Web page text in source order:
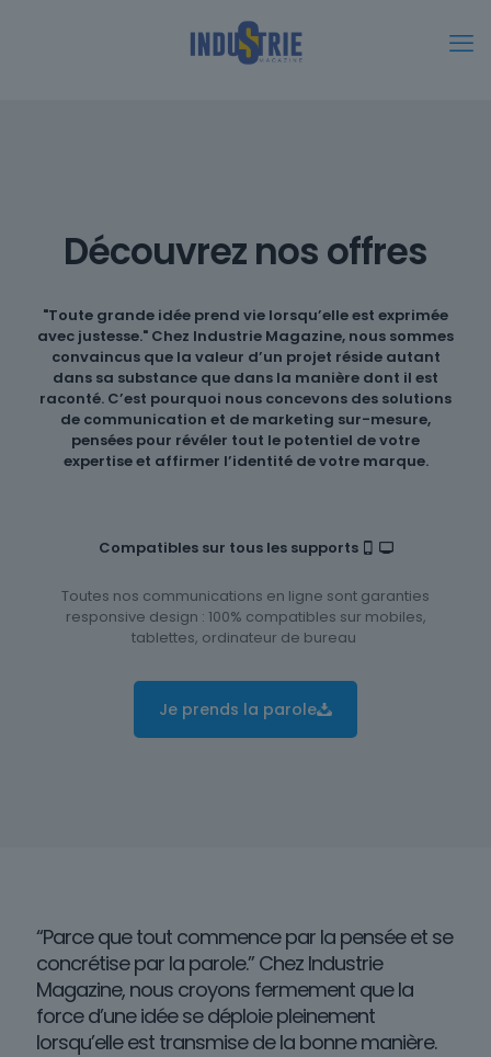
Découvrez nos offres
"Toute grande idée prend vie lorsqu’elle est exprimée
avec justesse." Chez Industrie Magazine, nous sommes
convaincus que la valeur d’un projet réside autant
dans sa substance que dans la manière dont il est
raconté. C’est pourquoi nous concevons des solutions
de communication et de marketing sur-mesure,
pensées pour révéler tout le potentiel de votre
expertise et affirmer l’identité de votre marque.
Compatibles sur tous les supports
Toutes nos communications en ligne sont garanties
responsive design : 100% compatibles sur mobiles,
tablettes, ordinateur de bureau
Je prends la parole
“Parce que tout commence par la pensée et se
concrétise par la parole.” Chez Industrie
Magazine, nous croyons fermement que la
force d’une idée se déploie pleinement
lorsqu’elle est transmise de la bonne manière.